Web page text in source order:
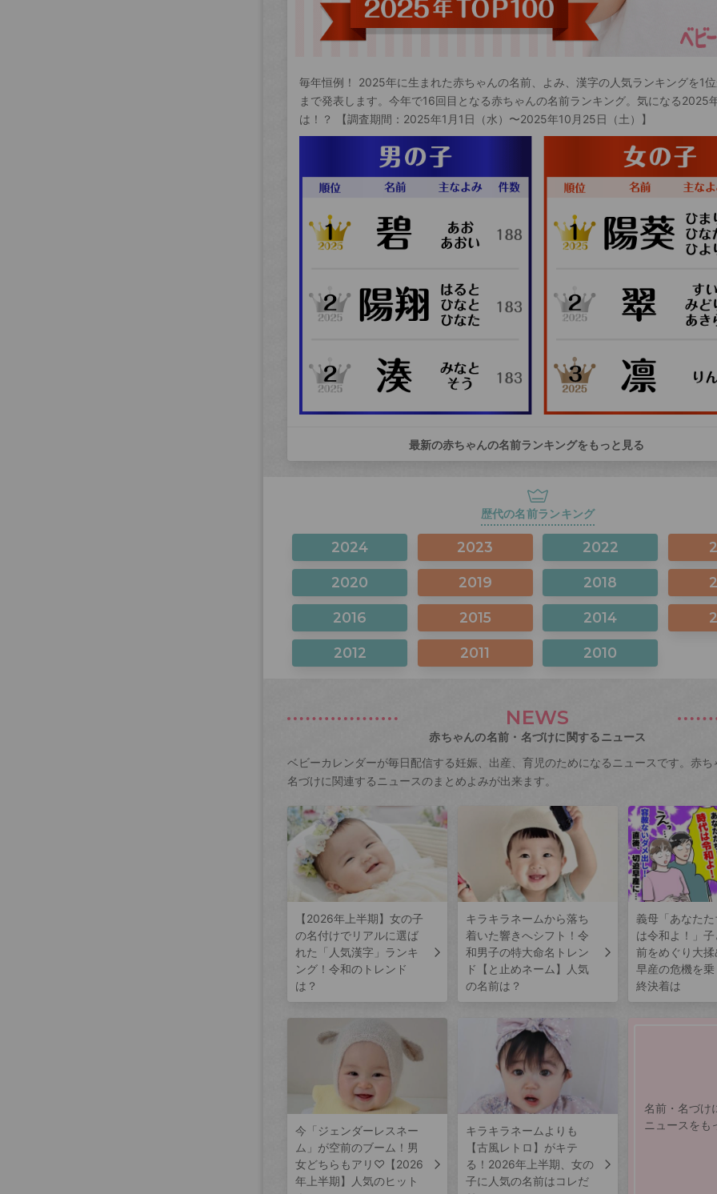
毎年恒例！ 2025年に生まれた赤ちゃんの名前、よみ、漢字の人気ランキングを1
まで発表します。今年で16回目となる赤ちゃんの名前ランキング。気になる2025
は！？ 【調査期間：2025年1月1日（水）〜2025年10月25日（土）】
最新の赤ちゃんの名前ランキングをもっと見る
歴代の名前ランキング
2024 2023 2022
2020 2019 2018
2016 2015 2014
2012 2011 2010
NEWS
赤ちゃんの名前・名づけに関するニュース
ベビーカレンダーが毎日配信する妊娠、出産、育児のためになるニュースです。赤ち
名づけに関連するニュースのまとめよみが出来ます。
【2026年上半期】女の子
の名付けでリアルに選ば
れた「人気漢字」ランキ
ング！令和のトレンド
は？
キラキラネームから落ち
着いた響きへシフト！令
和男子の特大命名トレン
ド【と止めネーム】人気
の名前は？
義母「あなた
は令和よ！」
前をめぐり大
早産の危機を
終決着は
今「ジェンダーレスネー
ム」が空前のブーム！男
女どちらもアリ♡【2026
年上半期】人気のヒット
キラキラネームよりも
【古風レトロ】がキテ
る！2026年上半期、女の
子に人気の名前はコレだ
名前・名づけ
ニュースをも